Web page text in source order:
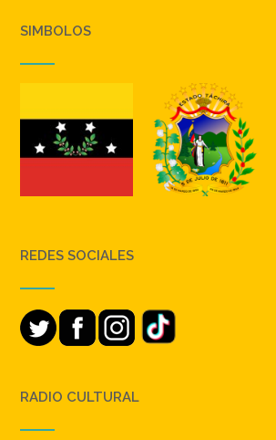
SIMBOLOS
REDES SOCIALES
RADIO CULTURAL